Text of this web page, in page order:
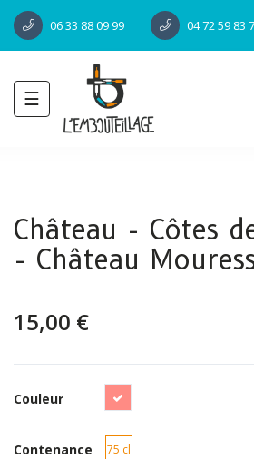
06 33 88 09 99 04 72 59 83
Toggle
navigation
☰
Château - Côtes
- Château
15,00 €
Couleur
Contenance 75 cl